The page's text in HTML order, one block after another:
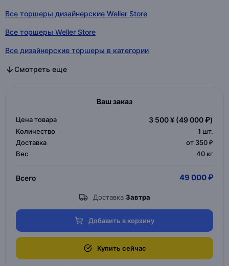
Все торшеры дизайнерские Weller Store
Все торшеры Weller Store
Все дизайнерские торшеры в категории
Все торшеры дизайнерские в категории
Все торшеры в категории
Смотреть еще
Ваш заказ
Цена товара 3 500 ¥ (49 000 ₽)
Количество 1 шт.
Доставка
от 350 ₽
Вес
40 кг
Всего 49 000 ₽
Доставка Завтра
Добавить в корзину
Купить сейчас